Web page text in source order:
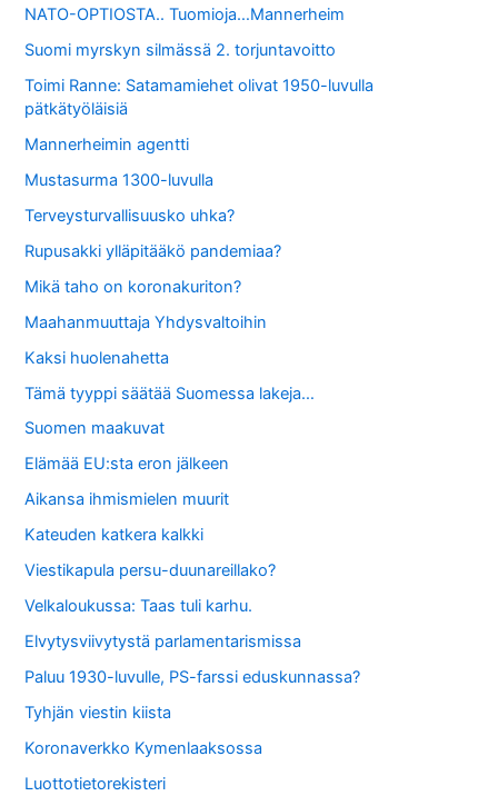
NATO-OPTIOSTA.. Tuomioja…Mannerheim
Suomi myrskyn silmässä 2. torjuntavoitto
Toimi Ranne: Satamamiehet olivat 1950-luvulla
pätkätyöläisiä
Mannerheimin agentti
Mustasurma 1300-luvulla
Terveysturvallisuusko uhka?
Rupusakki ylläpitääkö pandemiaa?
Mikä taho on koronakuriton?
Maahanmuuttaja Yhdysvaltoihin
Kaksi huolenahetta
Tämä tyyppi säätää Suomessa lakeja…
Suomen maakuvat
Elämää EU:sta eron jälkeen
Aikansa ihmismielen muurit
Kateuden katkera kalkki
Viestikapula persu-duunareillako?
Velkaloukussa: Taas tuli karhu.
Elvytysviivytystä parlamentarismissa
Paluu 1930-luvulle, PS-farssi eduskunnassa?
Tyhjän viestin kiista
Koronaverkko Kymenlaaksossa
Luottotietorekisteri